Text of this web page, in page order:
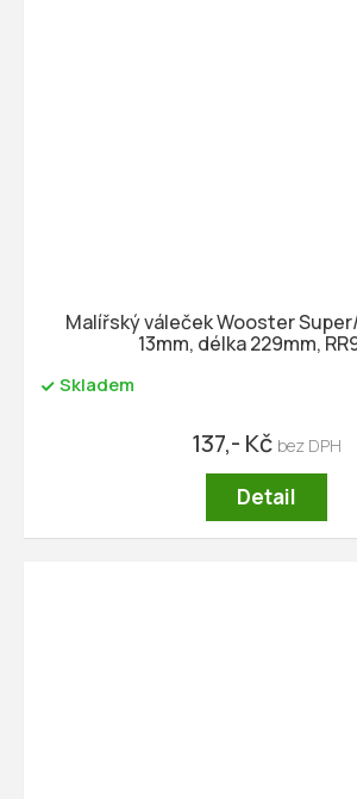
Malířský váleček Wooster Super/
13mm, délka 229mm,
Skladem
137,- Kč
Detail